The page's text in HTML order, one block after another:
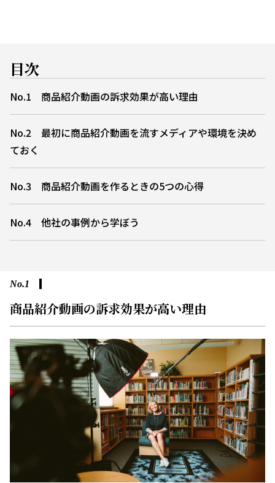
目次
No.1 商品紹介動画の訴求効果が高い理由
No.2 最初に商品紹介動画を流すメディアや環境を決め
ておく
No.3 商品紹介動画を作るときの5つの心得
No.4 他社の事例から学ぼう
No.1
商品紹介動画の訴求効果が高い理由